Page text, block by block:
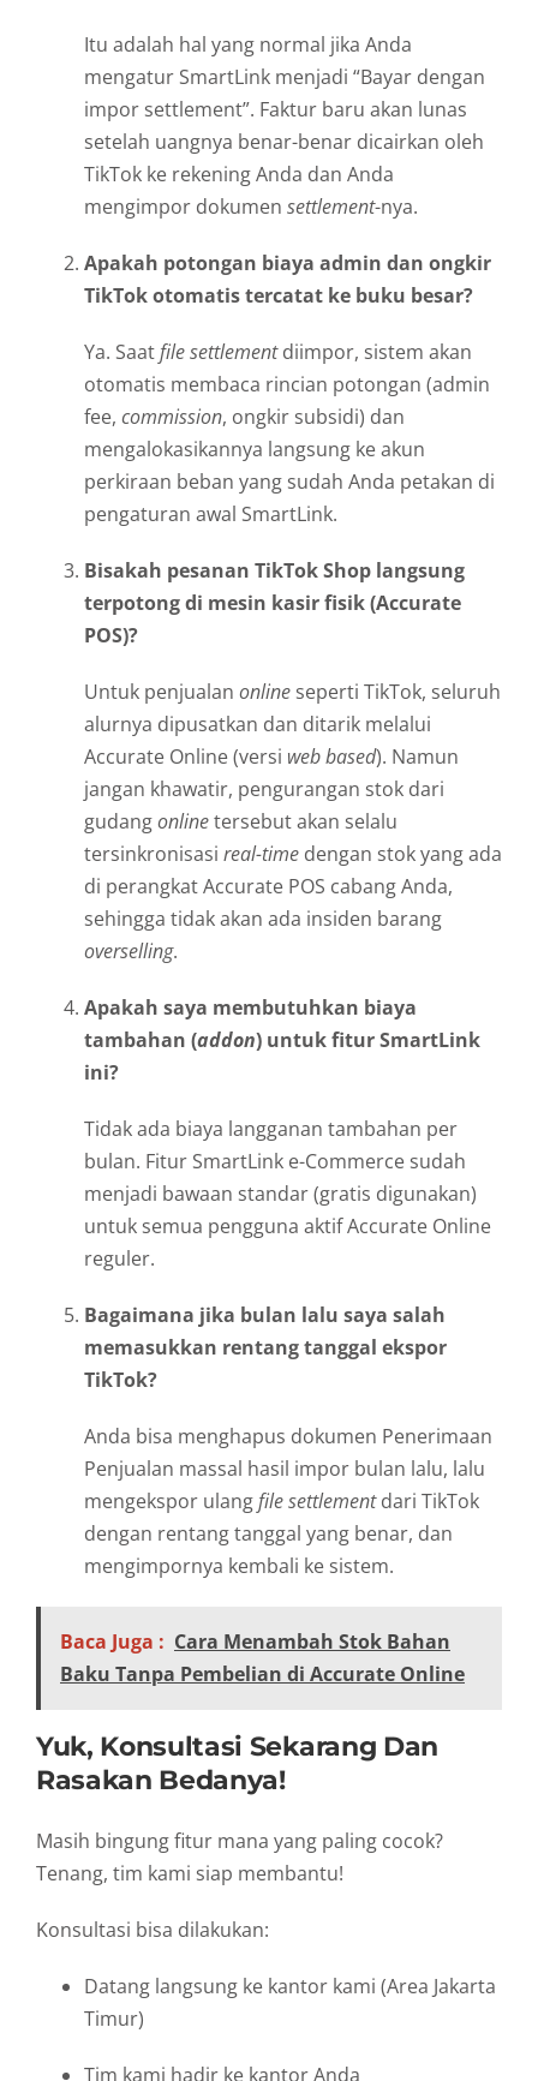
Itu adalah hal yang normal jika Anda
mengatur SmartLink menjadi “Bayar dengan
impor settlement”. Faktur baru akan lunas
setelah uangnya benar-benar dicairkan oleh
TikTok ke rekening Anda dan Anda
mengimpor dokumen settlement-nya.
Apakah potongan biaya admin dan ongkir
TikTok otomatis tercatat ke buku besar?
Ya. Saatfile settlementdiimpor, sistem akan
otomatis membaca rincian potongan (admin
fee, commission, ongkir subsidi) dan
mengalokasikannya langsung ke akun
perkiraan beban yang sudah Anda petakan di
pengaturan awal SmartLink.
Bisakah pesanan TikTok Shop langsung
terpotong di mesin kasir fisik (Accurate
POS)?
Untuk penjualan online seperti TikTok, seluruh
alurnya dipusatkan dan ditarik melalui
Accurate Online (versi web based). Namun
jangan khawatir, pengurangan stok dari
gudangonlinetersebut akan selalu
tersinkronisasi real-time dengan stok yang ada
di perangkat Accurate POS cabang Anda,
sehingga tidak akan ada insiden barang
overselling.
Apakah saya membutuhkan biaya
tambahan (addon) untuk fitur SmartLink
ini?
Tidak ada biaya langganan tambahan per
bulan. Fitur SmartLink e-Commerce sudah
menjadi bawaan standar (gratis digunakan)
untuk semua pengguna aktif Accurate Online
reguler.
Bagaimana jika bulan lalu saya salah
memasukkan rentang tanggal ekspor
TikTok?
Anda bisa menghapus dokumen Penerimaan
Penjualan massal hasil impor bulan lalu, lalu
mengekspor ulangfile settlementdari TikTok
dengan rentang tanggal yang benar, dan
mengimpornya kembali ke sistem.
Baca Juga : Cara Menambah Stok Bahan
Baku Tanpa Pembelian di Accurate Online
Yuk, Konsultasi Sekarang Dan
Rasakan Bedanya!
Masih bingung fitur mana yang paling cocok?
Tenang, tim kami siap membantu!
Konsultasi bisa dilakukan:
Datang langsung ke kantor kami (Area Jakarta
Timur)
Tim kami hadir ke kantor Anda